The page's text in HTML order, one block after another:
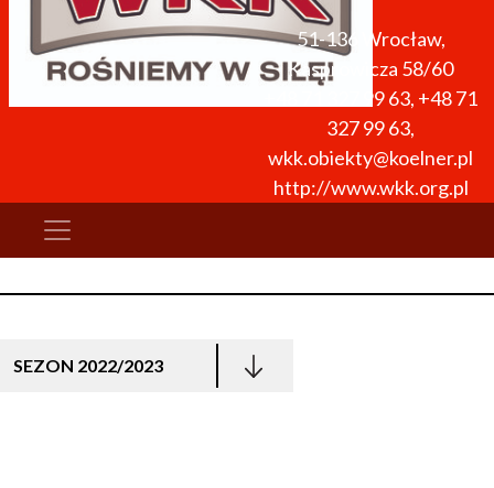
51-136 Wrocław,
Kasprowicza 58/60
+48 71 327 99 63, +48 71
327 99 63,
wkk.obiekty@koelner.pl
http://www.wkk.org.pl
SEZON 2022/2023